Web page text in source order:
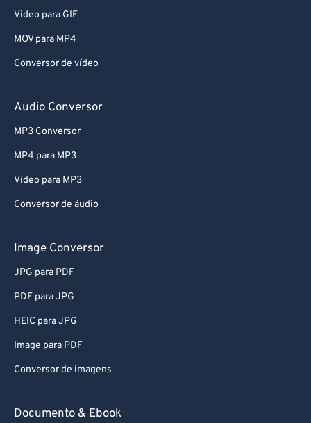
Video para GIF
MOV para MP4
Conversor de vídeo
Audio Conversor
MP3 Conversor
MP4 para MP3
Video para MP3
Conversor de áudio
Image Conversor
JPG para PDF
PDF para JPG
HEIC para JPG
Image para PDF
Conversor de imagens
Documento & Ebook